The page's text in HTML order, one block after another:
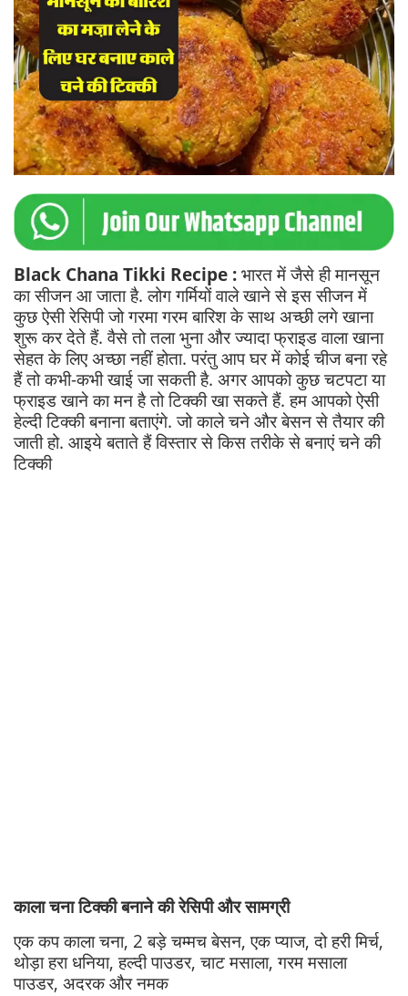
Black Chana Tikki Recipe :भारत में जैसे ही मानसून
का सीजन आ जाता है. लोग गर्मियों वाले खाने से इस सीजन में
कुछ ऐसी रेसिपी जो गरमा गरम बारिश के साथ अच्छी लगे खाना
शुरू कर देते हैं. वैसे तो तला भुना और ज्यादा फ्राइड वाला खाना
सेहत के लिए अच्छा नहीं होता. परंतु आप घर में कोई चीज बना रहे
हैं तो कभी-कभी खाई जा सकती है. अगर आपको कुछ चटपटा या
फ्राइड खाने का मन है तो टिक्की खा सकते हैं. हम आपको ऐसी
हेल्दी टिक्की बनाना बताएंगे. जो काले चने और बेसन से तैयार की
जाती हो. आइये बताते हैं विस्तार से किस तरीके से बनाएं चने की
टिक्की
काला चना टिक्की बनाने की रेसिपी और सामग्री
एक कप काला चना, 2 बड़े चम्मच बेसन, एक प्याज, दो हरी मिर्च,
थोड़ा हरा धनिया, हल्दी पाउडर, चाट मसाला, गरम मसाला
पाउडर, अदरक और नमक